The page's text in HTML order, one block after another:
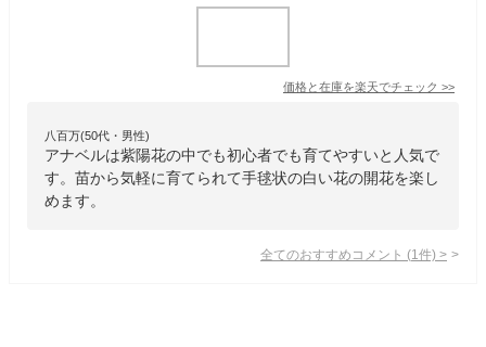
価格と在庫を楽天でチェック >>
八百万(50代・男性)
アナベルは紫陽花の中でも初心者でも育てやすいと人気で
す。苗から気軽に育てられて手毬状の白い花の開花を楽し
めます。
全てのおすすめコメント (1 件) >